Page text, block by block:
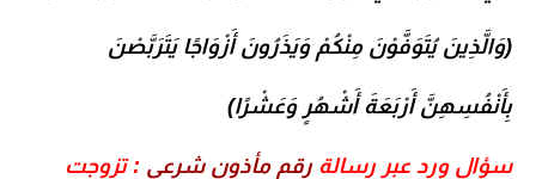
(وَالَّذِينَ يُتَوَفَّوْنَ مِنْكُمْ وَيَذَرُونَ أَزْوَاجًا يَتَرَبَّصْنَ
بِأَنْفُسِهِنَّ أَرْبَعَةَ أَشْهُرٍ وَعَشْرًا)
سؤال ورد عبر رسالةرقم مأذون شرعي : تزوجت